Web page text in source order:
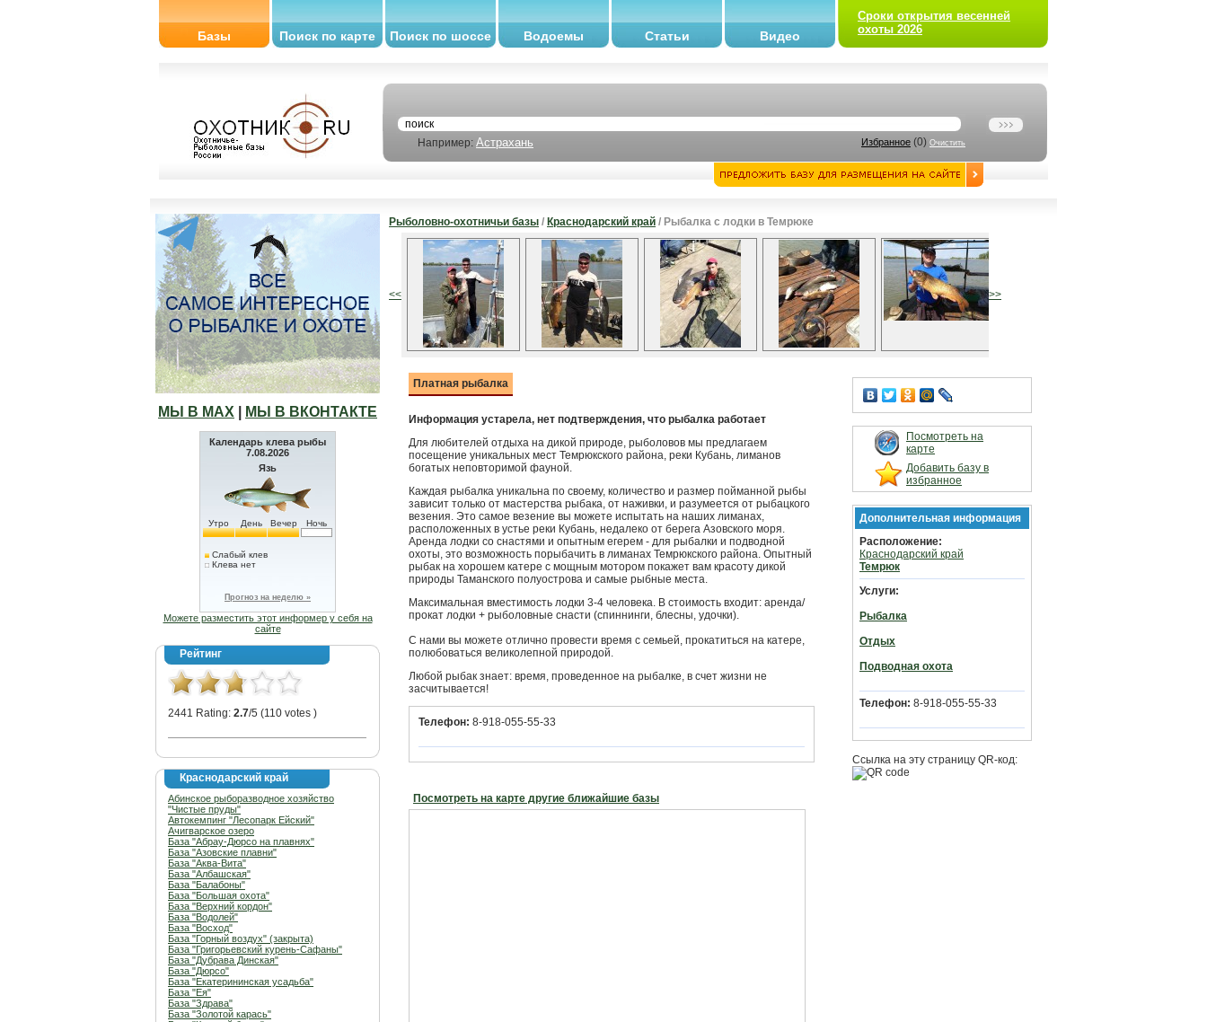
Базы Поиск по карте Поиск по шоссе Водоемы Статьи Видео
Сроки открытия весенней
охоты 2026
Например: Астрахань Избранное (0) Очистить
МЫ В МАХ МЫ В ВКОНТАКТЕ
Календарь клева рыбы
7.08.2026
Язь
Утро День Вечер Ночь
Слабый клев
Клева нет
Прогноз на неделю »
Можете разместить этот информер у себя на
сайте
Рейтинг
2441 Rating: 2.7/5 (110 votes )
Краснодарский край
Абинское рыборазводное хозяйство
"Чистые пруды"
Автокемпинг "Лесопарк Ейский"
Ачигварское озеро
База "Абрау-Дюрсо на плавнях"
База "Азовские плавни"
База "Аква-Вита"
База "Албашская"
База "Балабоны"
База "Большая охота"
База "Верхний кордон"
База "Водолей"
База "Восход"
База "Горный воздух" (закрыта)
База "Григорьевский курень-Сафаны"
База "Дубрава Динская"
База "Дюрсо"
База "Екатерининская усадьба"
База "Ея"
База "Здрава"
База "Золотой карась"
Рыболовно-охотничьи базы / Краснодарский край / Рыбалка с лодки в Темрюке
<< >>
Платная рыбалка
Информация устарела, нет подтверждения, что рыбалка работает
Для любителей отдыха на дикой природе, рыболовов мы предлагаем
посещение уникальных мест Темрюкского района, реки Кубань, лиманов
богатых неповторимой фауной.
Каждая рыбалка уникальна по своему, количество и размер пойманной рыбы
зависит только от мастерства рыбака, от наживки, и разумеется от рыбацкого
везения. Это самое везение вы можете испытать на наших лиманах,
расположенных в устье реки Кубань, недалеко от берега Азовского моря.
Аренда лодки со снастями и опытным егерем - для рыбалки и подводной
охоты, это возможность порыбачить в лиманах Темрюкского района. Опытный
рыбак на хорошем катере с мощным мотором покажет вам красоту дикой
природы Таманского полуострова и самые рыбные места.
Максимальная вместимость лодки 3-4 человека. В стоимость входит: аренда/
прокат лодки + рыболовные снасти (спиннинги, блесны, удочки).
С нами вы можете отлично провести время с семьей, прокатиться на катере,
полюбоваться великолепной природой.
Любой рыбак знает: время, проведенное на рыбалке, в счет жизни не
засчитывается!
Телефон: 8-918-055-55-33
Посмотреть на карте другие ближайшие базы
Посмотреть на
карте
Добавить базу в
избранное
Дополнительная информация
Расположение:
Краснодарский край
Темрюк
Услуги:
Рыбалка
Отдых
Подводная охота
Телефон: 8-918-055-55-33
Ссылка на эту страницу QR-код: